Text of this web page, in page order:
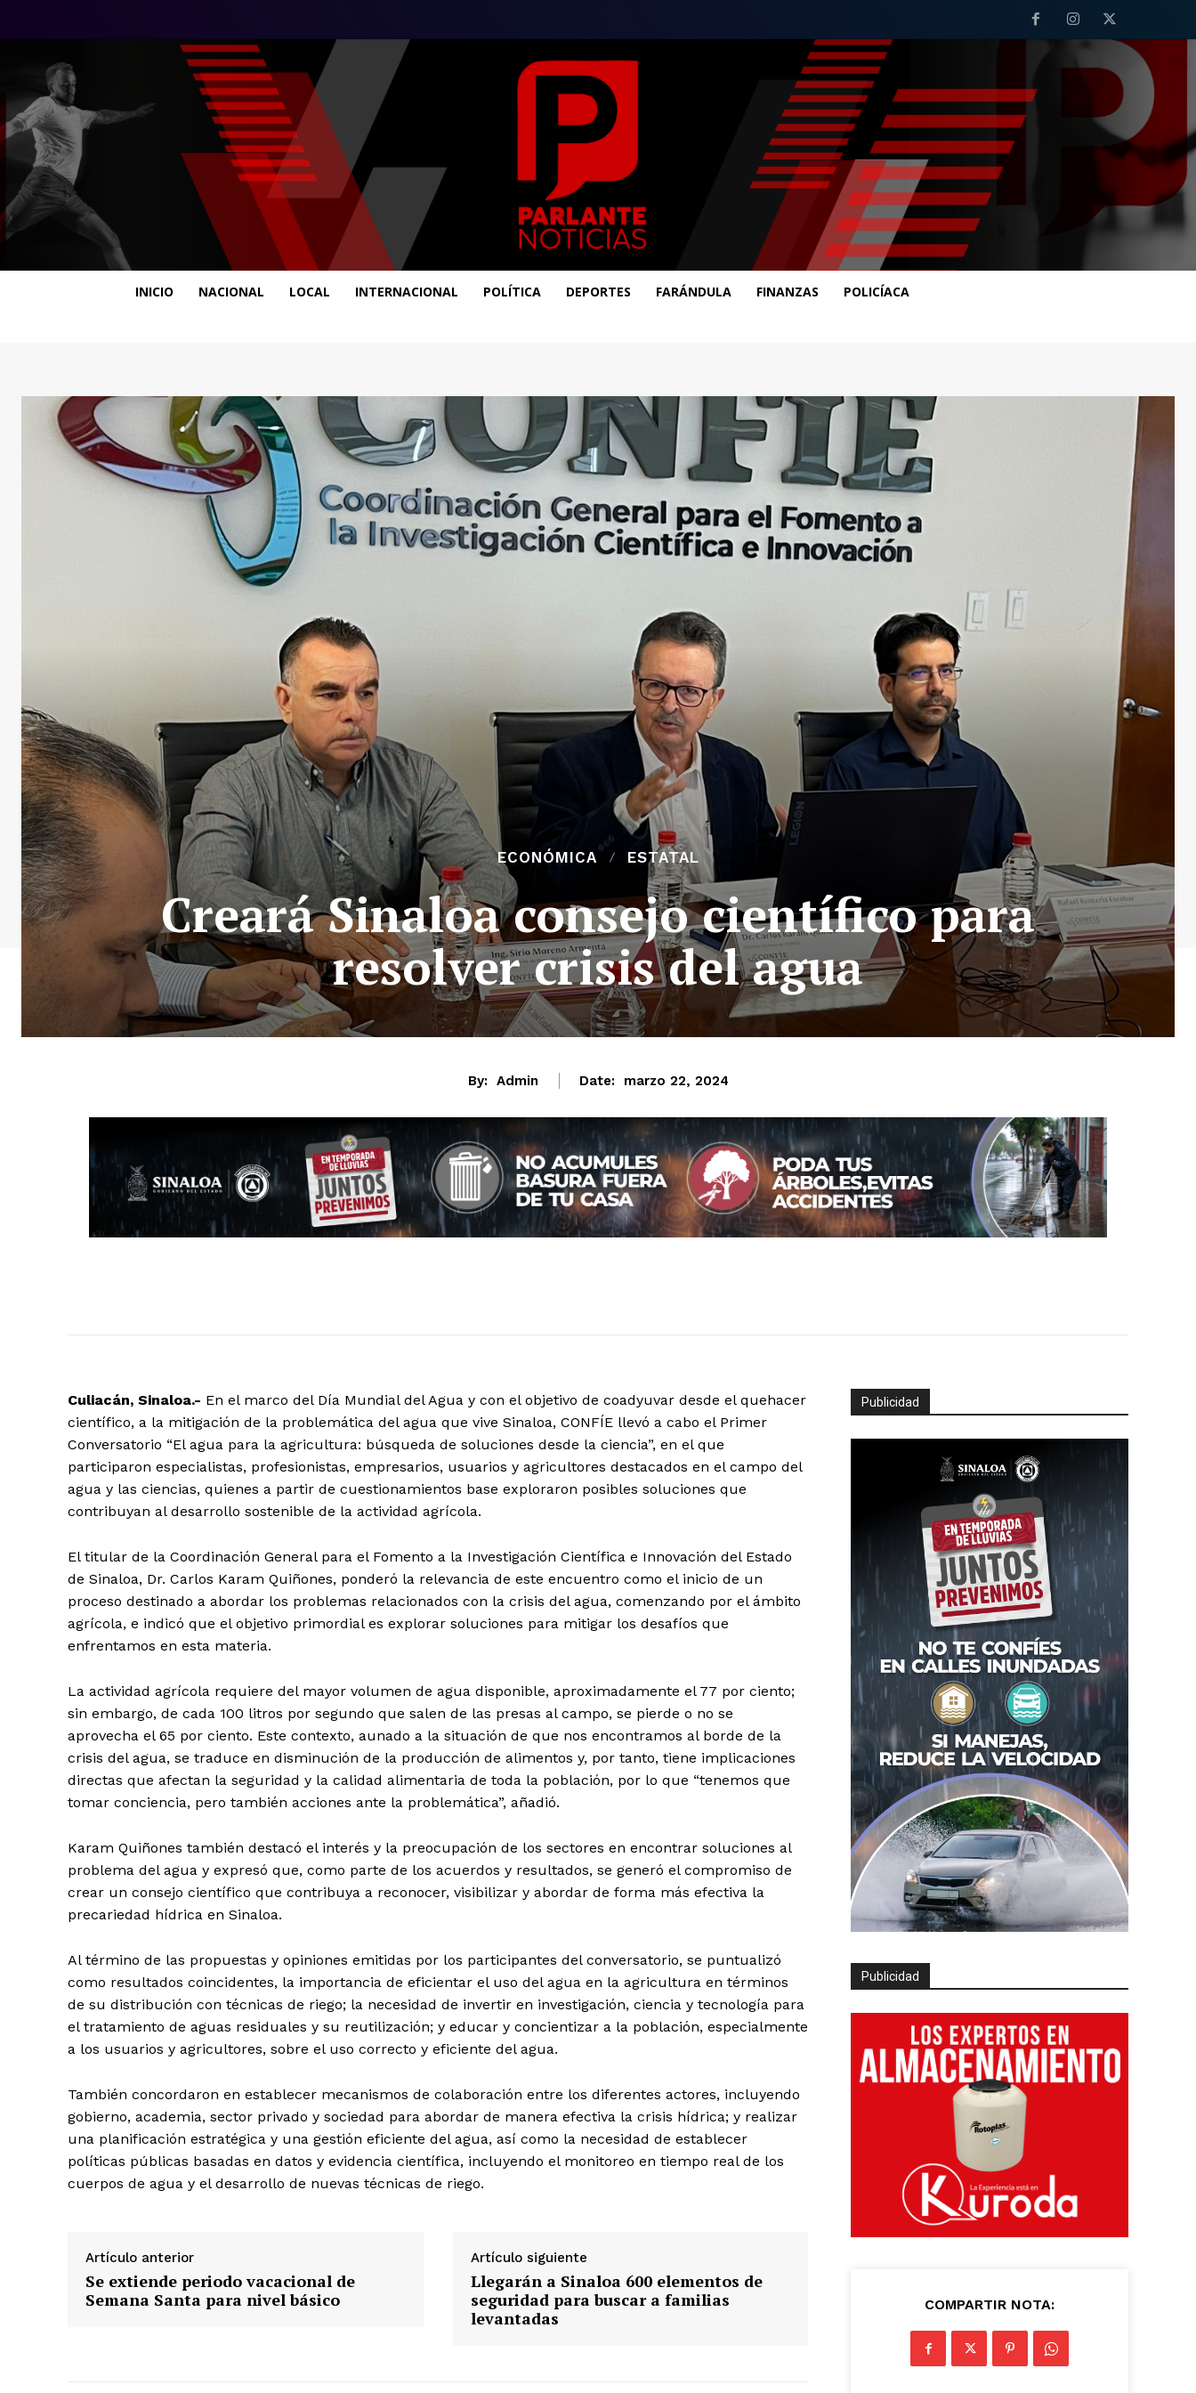
INICIO NACIONAL LOCAL INTERNACIONAL POLÍTICA DEPORTES FARÁNDULA FINANZAS POLICÍACA
ECONÓMICA ESTATAL
Creará Sinaloa consejo científico para
resolver crisis del agua
By: Admin Date: marzo 22, 2024
Culiacán, Sinaloa.- En el marco del Día Mundial del Agua y con el objetivo de coadyuvar desde el quehacer
científico, a la mitigación de la problemática del agua que vive Sinaloa, CONFÍE llevó a cabo el Primer
Conversatorio “El agua para la agricultura: búsqueda de soluciones desde la ciencia”, en el que
participaron especialistas, profesionistas, empresarios, usuarios y agricultores destacados en el campo del
agua y las ciencias, quienes a partir de cuestionamientos base exploraron posibles soluciones que
contribuyan al desarrollo sostenible de la actividad agrícola.
El titular de la Coordinación General para el Fomento a la Investigación Científica e Innovación del Estado
de Sinaloa, Dr. Carlos Karam Quiñones, ponderó la relevancia de este encuentro como el inicio de un
proceso destinado a abordar los problemas relacionados con la crisis del agua, comenzando por el ámbito
agrícola, e indicó que el objetivo primordial es explorar soluciones para mitigar los desafíos que
enfrentamos en esta materia.
La actividad agrícola requiere del mayor volumen de agua disponible, aproximadamente el 77 por ciento;
sin embargo, de cada 100 litros por segundo que salen de las presas al campo, se pierde o no se
aprovecha el 65 por ciento. Este contexto, aunado a la situación de que nos encontramos al borde de la
crisis del agua, se traduce en disminución de la producción de alimentos y, por tanto, tiene implicaciones
directas que afectan la seguridad y la calidad alimentaria de toda la población, por lo que “tenemos que
tomar conciencia, pero también acciones ante la problemática”, añadió.
Karam Quiñones también destacó el interés y la preocupación de los sectores en encontrar soluciones al
problema del agua y expresó que, como parte de los acuerdos y resultados, se generó el compromiso de
crear un consejo científico que contribuya a reconocer, visibilizar y abordar de forma más efectiva la
precariedad hídrica en Sinaloa.
Al término de las propuestas y opiniones emitidas por los participantes del conversatorio, se puntualizó
como resultados coincidentes, la importancia de eficientar el uso del agua en la agricultura en términos
de su distribución con técnicas de riego; la necesidad de invertir en investigación, ciencia y tecnología para
el tratamiento de aguas residuales y su reutilización; y educar y concientizar a la población, especialmente
a los usuarios y agricultores, sobre el uso correcto y eficiente del agua.
También concordaron en establecer mecanismos de colaboración entre los diferentes actores, incluyendo
gobierno, academia, sector privado y sociedad para abordar de manera efectiva la crisis hídrica; y realizar
una planificación estratégica y una gestión eficiente del agua, así como la necesidad de establecer
políticas públicas basadas en datos y evidencia científica, incluyendo el monitoreo en tiempo real de los
cuerpos de agua y el desarrollo de nuevas técnicas de riego.
Artículo anterior
Se extiende periodo vacacional de
Semana Santa para nivel básico
Artículo siguiente
Llegarán a Sinaloa 600 elementos de
seguridad para buscar a familias
levantadas
Publicidad
Publicidad
COMPARTIR NOTA: